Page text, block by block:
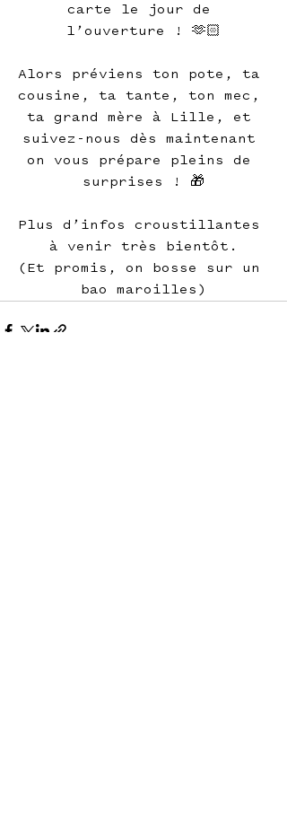
carte le jour de
l’ouverture ! 🫶🏻
Alors préviens ton pote, ta
cousine, ta tante, ton mec,
ta grand mère à Lille, et
suivez-nous dès maintenant
on vous prépare pleins de
surprises ! 🎁
Plus d’infos croustillantes
à venir très bientôt.
(Et promis, on bosse sur un
bao maroilles)